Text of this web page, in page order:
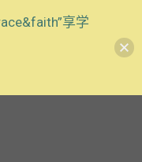
享学